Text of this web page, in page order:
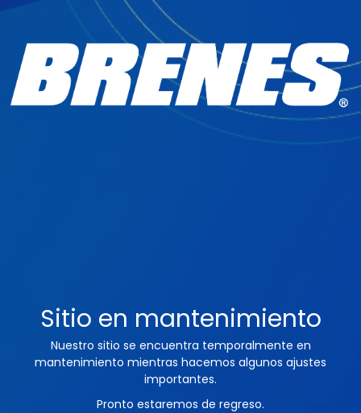
Sitio en mantenimiento
Nuestro sitio se encuentra temporalmente en
mantenimiento mientras hacemos algunos ajustes
importantes.
Pronto estaremos de regreso.